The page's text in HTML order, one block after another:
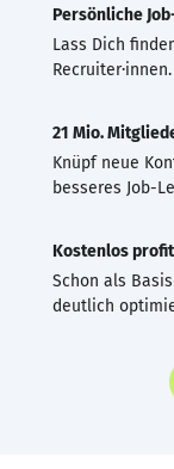
Persönliche
Lass Dich
Recruiter·innen.
21 Mio.
Knüpf neue
besseres Job-
Kostenlos
Schon als
deutlich